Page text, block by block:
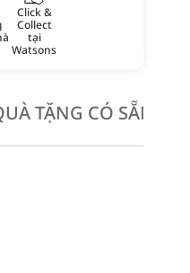
Click &
Collect
tại
Watsons
TẶNG CÓ SẴN